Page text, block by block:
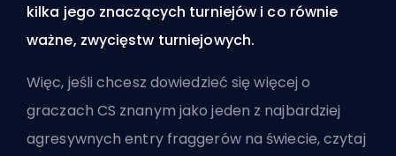
kilka jego znaczących turniejów i co równie
ważne, zwycięstw turniejowych.
Więc, jeśli chcesz dowiedzieć się więcej o
graczach CS znanym jako jeden z najbardziej
agresywnych entry fraggerów na świecie, czytaj